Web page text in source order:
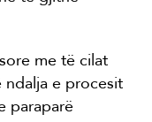
me të cilat
ndalja e procesit
paraparë